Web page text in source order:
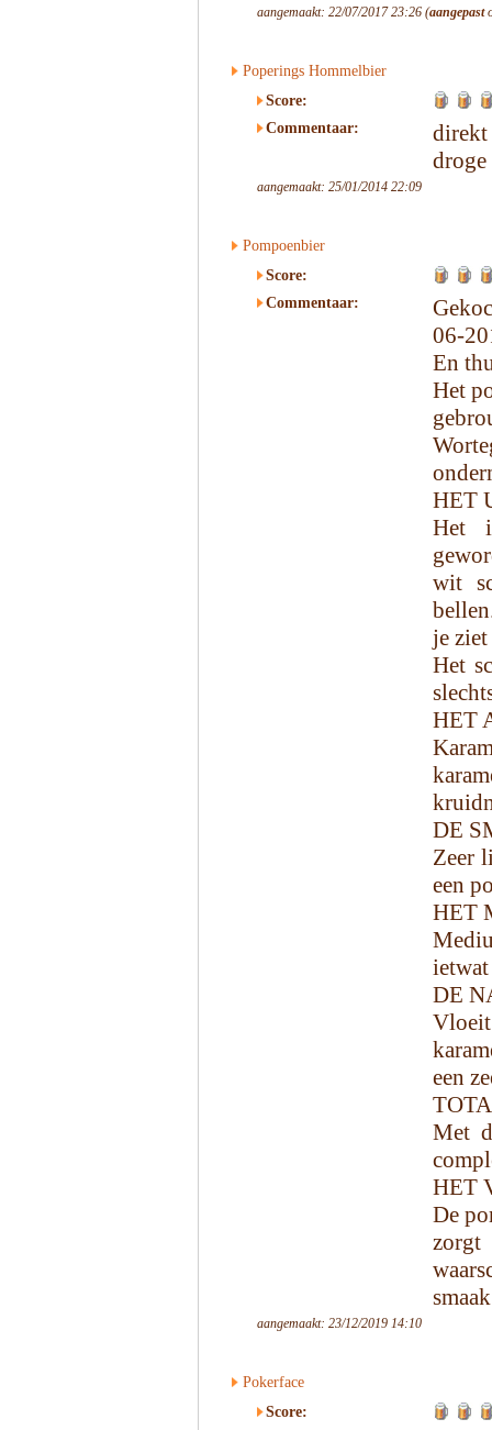
aangemaakt: 22/07/2017 23:26 (aangepast
Poperings Hommelbier
Score:
Commentaar:
aangemaakt: 25/01/2014 22:09
Pompoenbier
Score:
Commentaar:
06-
En
Het
HET
Het
wit
je
Het
HET
DE
Zeer
een
HET
DE
een
Met
HET
De
zorgt
aangemaakt: 23/12/2019 14:10
Pokerface
Score: